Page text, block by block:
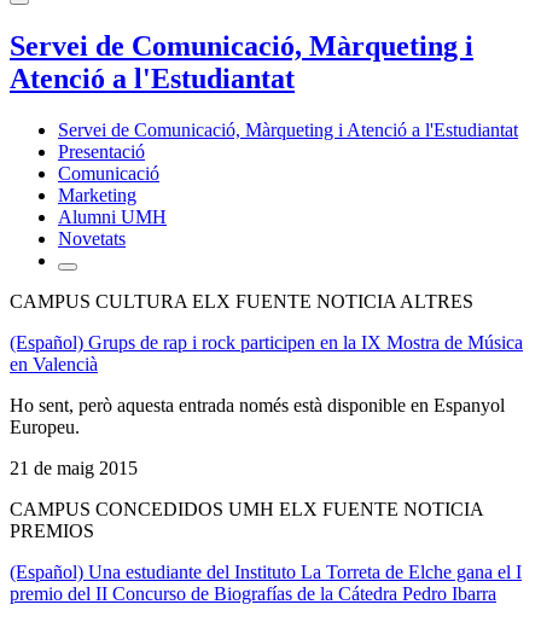
Servei de Comunicació, Màrqueting i
Atenció a l'Estudiantat
Servei de Comunicació, Màrqueting i Atenció a l'Estudiantat
Presentació
Comunicació
Marketing
Alumni UMH
Novetats
CAMPUS CULTURA ELX FUENTE NOTICIA ALTRES
(Español) Grups de rap i rock participen en la IX Mostra de Música
en Valencià
Ho sent, però aquesta entrada només està disponible en Espanyol
Europeu.
21 de maig 2015
CAMPUS CONCEDIDOS UMH ELX FUENTE NOTICIA
PREMIOS
(Español) Una estudiante del Instituto La Torreta de Elche gana el I
premio del II Concurso de Biografías de la Cátedra Pedro Ibarra